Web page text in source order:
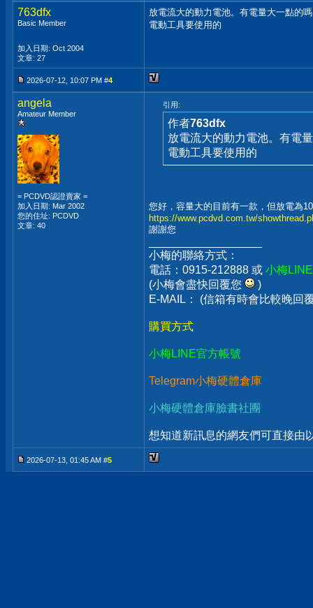
763dfx
Basic Member
加入日期: Oct 2004
文章: 27
放電流大的動力電池。有電量大一點的
電動工具要使用的
2026-07-12, 10:07 PM #4
angela
Amateur Member
= PCDVD認證賣家 =
加入日期: Mar 2002
您的住址: PCDVD
文章: 40
引用:
作者763dfx
放電流大的動力電池。有電
電動工具要使用的
您好，容量大的目前有一款，但放電為
https://www.pcdvd.com.tw/
謝謝您
小梅的聯絡方式：
電話：0915-212888 或 小梅
(小梅會盡快回覆您
)
E-MAIL： (信箱有時會比較晚回
購買方式
小梅LINE官方帳號
Telegram小梅硬體倉庫
小梅硬體倉庫臉書社團
想知道新訊息的網友們可直接由
2026-07-13, 01:45 AM #5